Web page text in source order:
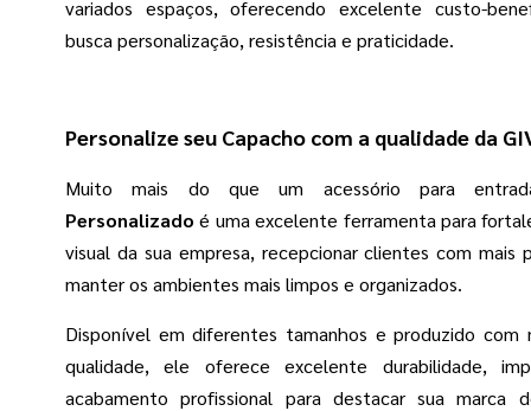
variados espaços, oferecendo excelente custo-
busca personalização, resistência e praticidade.
Personalize seu Capacho com a qualidade da
Muito mais do que um acessório para
Personalizado é uma excelente ferramenta para
visual da sua empresa, recepcionar clientes com mais
manter os ambientes mais limpos e organizados.
Disponível em diferentes tamanhos e produzido com
qualidade, ele oferece excelente durabilidade,
acabamento profissional para destacar sua marca